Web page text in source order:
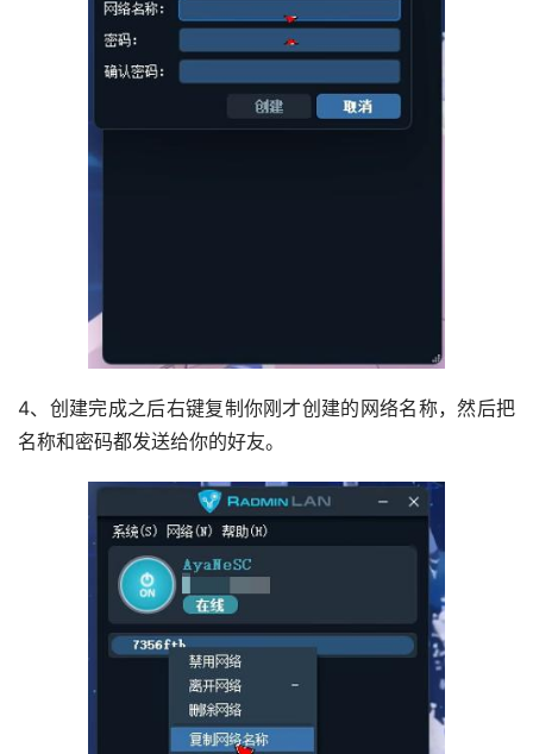
4、创建完成之后右键复制你刚才创建的网络名称，然后把
名称和密码都发送给你的好友。